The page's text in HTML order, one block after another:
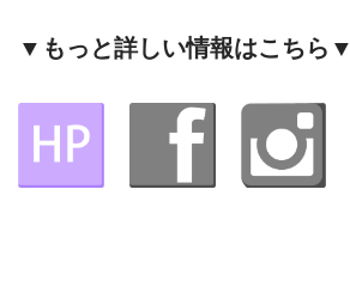
▼もっと詳しい情報はこちら▼